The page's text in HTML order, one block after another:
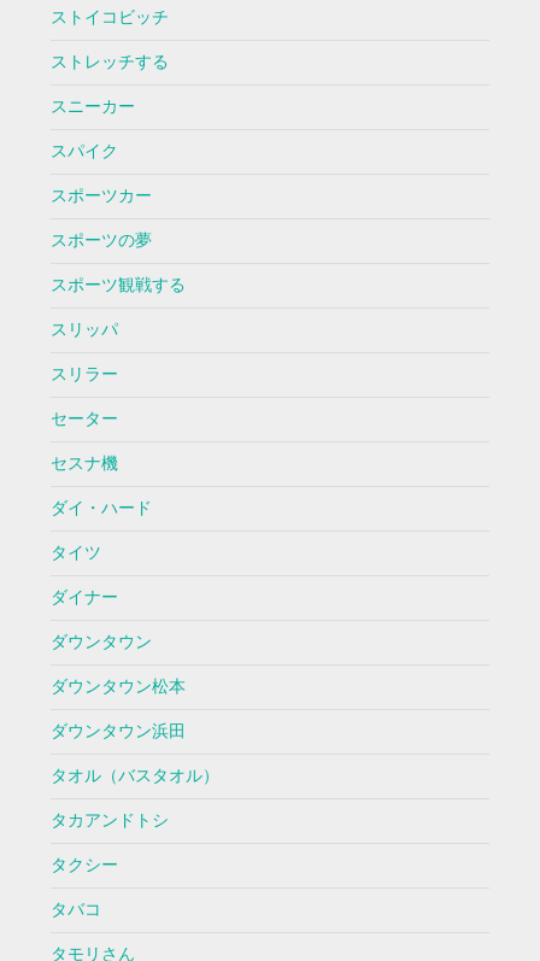
ストイコビッチ
ストレッチする
スニーカー
スパイク
スポーツカー
スポーツの夢
スポーツ観戦する
スリッパ
スリラー
セーター
セスナ機
ダイ・ハード
タイツ
ダイナー
ダウンタウン
ダウンタウン松本
ダウンタウン浜田
タオル（バスタオル）
タカアンドトシ
タクシー
タバコ
タモリさん